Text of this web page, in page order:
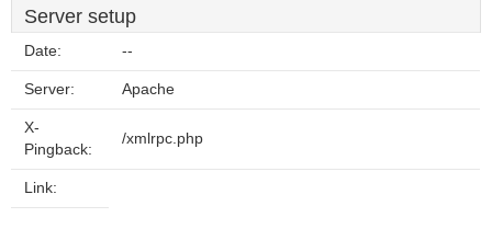
Server setup
Date: --
Server: Apache
X-
Pingback:
/xmlrpc.php
Link: